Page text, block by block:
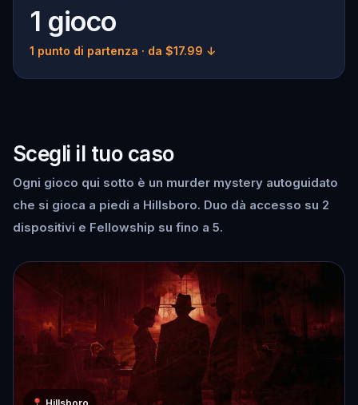
1 gioco
1 punto di partenza · da $17.99 ↓
Scegli il tuo caso
Ogni gioco qui sotto è un murder mystery autoguidato
che si gioca a piedi a Hillsboro. Duo dà accesso su 2
dispositivi e Fellowship su fino a 5.